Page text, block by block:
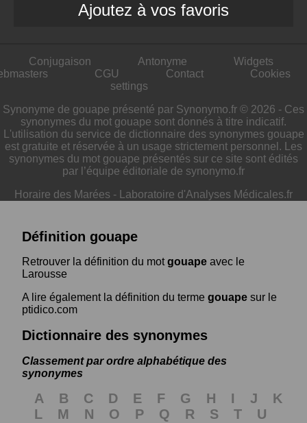
Ajoutez à vos favoris
Conjugaison Antonyme
Widgets
CGU Contact
Cookies
settings
Synonyme de gouape présenté par Synonymo.fr © 2026 - Ces
synonymes du mot gouape sont donnés à titre indicatif.
L'utilisation du service de dictionnaire des synonymes gouape
est gratuite et réservée à un usage strictement personnel. Les
synonymes du mot gouape présentés sur ce site sont édités
par l’équipe éditoriale de synonymo.fr
Horaire des Marées - Laboratoire d'Analyses Médicales.fr
Définition gouape
Retrouver la définition du motgouape avec le
Larousse
A lire également la définition du terme gouape sur le
ptidico.com
Dictionnaire des synonymes
Classement par ordre alphabétique des
synonymes
A B C D E F G H I J
K
L
M N O P Q R S T
U